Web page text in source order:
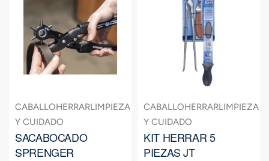
CABALLOHERRARLIMPIEZA
Y CUIDADO
SACABOCADO
SPRENGER
CABALLOHERRARLIMPIEZA
Y CUIDADO
KIT HERRAR 5
PIEZAS JT